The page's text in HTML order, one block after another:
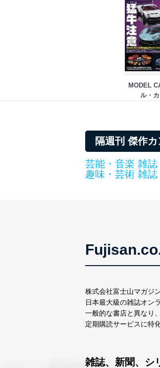
MODEL
ル・カ
隔週刊 傑作
芸能・音楽 雑誌
趣味・芸術 雑誌
株式会社富士山マガジ
日本最大級の雑誌オン
一般的な書店と異なり、
定期購読サービスに特
雑誌、新聞、シ